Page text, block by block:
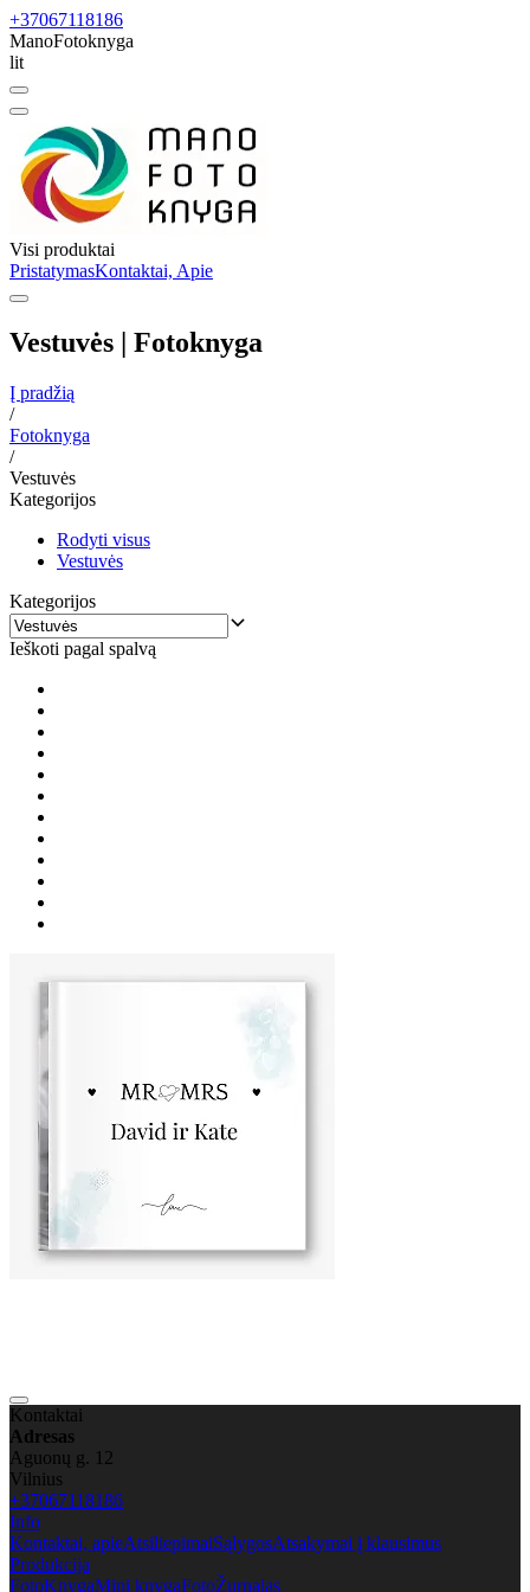
+37067118186
ManoFotoknyga
lit
Visi produktai
PristatymasKontaktai, Apie
Vestuvės | Fotoknyga
Į pradžią
/
Fotoknyga
/
Vestuvės
Kategorijos
Rodyti visus
Vestuvės
Kategorijos
Ieškoti pagal spalvą
Kontaktai
Adresas
Aguonų g. 12
Vilnius
+37067118186
Info
Kontaktai, apieAtsiliepimaiSąlygosAtsakymai į klausimus
Produkcija
FotoKnygaMini knygaFotoŽurnalas